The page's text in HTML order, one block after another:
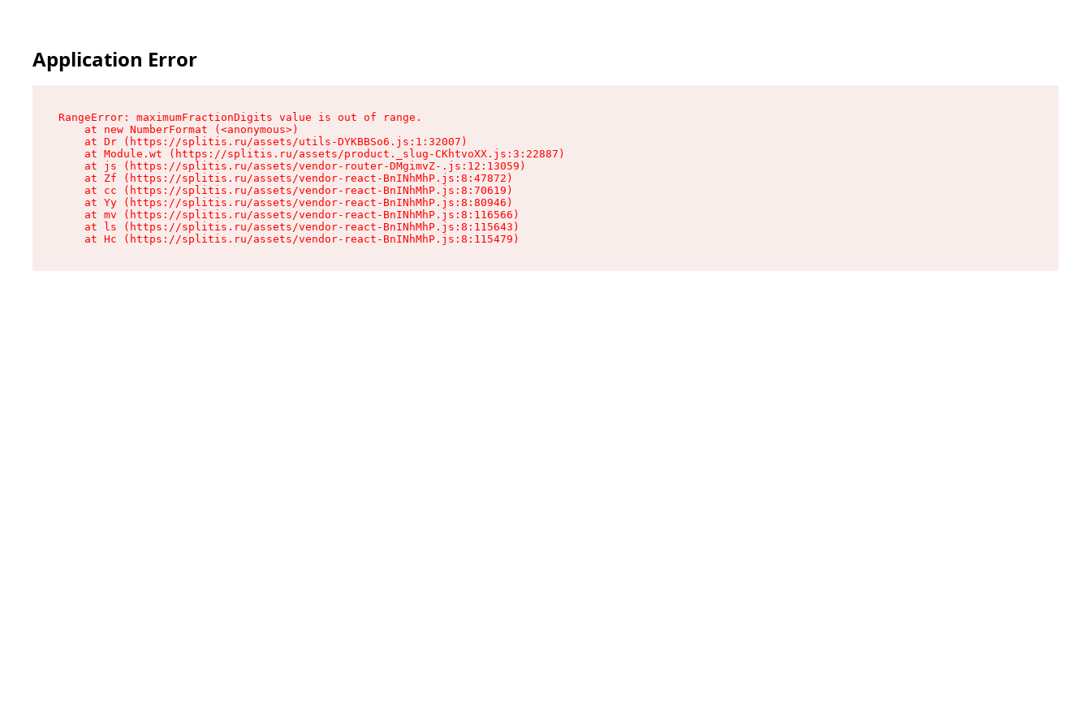
Application Error
RangeError: maximumFractionDigits value is out of range.
    at new NumberFormat (<anonymous>)
    at Dr (https://splitis.ru/assets/utils-DYKBBSo6.js:1:32007)
    at Module.wt (https://splitis.ru/assets/product._slug-CKhtvoXX.js:3:22887)
    at js (https://splitis.ru/assets/vendor-router-DMgimvZ-.js:12:13059)
    at Zf (https://splitis.ru/assets/vendor-react-BnINhMhP.js:8:47872)
    at cc (https://splitis.ru/assets/vendor-react-BnINhMhP.js:8:70619)
    at Yy (https://splitis.ru/assets/vendor-react-BnINhMhP.js:8:80946)
    at mv (https://splitis.ru/assets/vendor-react-BnINhMhP.js:8:116566)
    at ls (https://splitis.ru/assets/vendor-react-BnINhMhP.js:8:115643)
    at Hc (https://splitis.ru/assets/vendor-react-BnINhMhP.js:8:115479)